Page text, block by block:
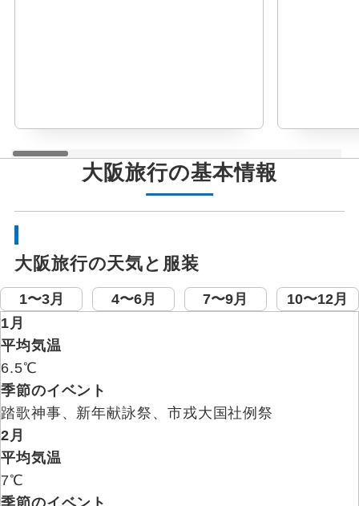
大阪旅行の基本情報
大阪旅行の天気と服装
1〜3月 4〜6月 7〜9月
10〜12月
1月
平均気温
6.5℃
季節のイベント
踏歌神事、新年献詠祭、市戎大国社例祭
2月
平均気温
7℃